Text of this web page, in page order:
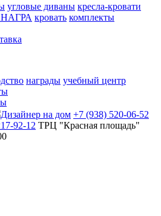
угловые диваны кресла-кровати
кровать комплекты
награды учебный центр
Дизайнер на дом +7 (938) 520-06-52
92-12 ТРЦ "Красная площадь"